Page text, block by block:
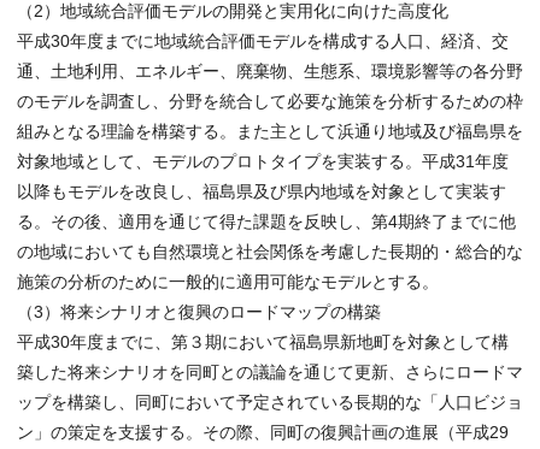
（2）地域統合評価モデルの開発と実用化に向けた高度化
平成30年度までに地域統合評価モデルを構成する人口、経済、交
通、土地利用、エネルギー、廃棄物、生態系、環境影響等の各分野
のモデルを調査し、分野を統合して必要な施策を分析するための枠
組みとなる理論を構築する。また主として浜通り地域及び福島県を
対象地域として、モデルのプロトタイプを実装する。平成31年度
以降もモデルを改良し、福島県及び県内地域を対象として実装す
る。その後、適用を通じて得た課題を反映し、第4期終了までに他
の地域においても自然環境と社会関係を考慮した長期的・総合的な
施策の分析のために一般的に適用可能なモデルとする。
（3）将来シナリオと復興のロードマップの構築
平成30年度までに、第３期において福島県新地町を対象として構
築した将来シナリオを同町との議論を通じて更新、さらにロードマ
ップを構築し、同町において予定されている長期的な「人口ビジョ
ン」の策定を支援する。その際、同町の復興計画の進展（平成29